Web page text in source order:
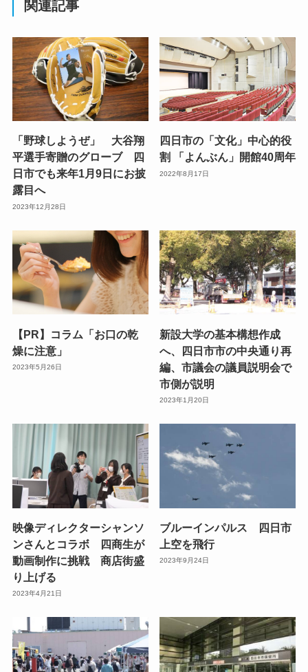
関連記事
「野球しようぜ」 大谷翔
平選手寄贈のグローブ 四
日市でも来年1月9日にお披
露目へ
2023年12月28日
四日市の「文化」中心的役
割 「よんぶん」開館40周年
2022年8月17日
【PR】コラム「お口の乾
燥に注意」
2023年5月26日
新設大学の基本構想作成
へ、四日市市の中央通り再
編、市議会の議員説明会で
市側が説明
2023年1月20日
映像ディレクターシャンソ
ンさんとコラボ 四商生が
動画制作に挑戦 商店街盛
り上げる
2023年4月21日
ブルーインパルス 四日市
上空を飛行
2023年9月24日